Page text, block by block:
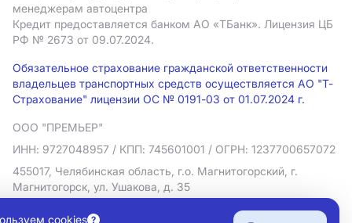
менеджерам автоцентра
Кредит предоставляется банком АO «ТБанк». Лицензия ЦБ
РФ № 2673 от 09.07.2024.
Обязательное страхование гражданской ответственности
владельцев транспортных средств осуществляется АО "Т-
Страхование" лицензии ОС № 0191-03 от 01.07.2024 г.
ООО "ПРЕМЬЕР"
ИНН: 9727048957 / КПП: 745601001 / ОГРН: 1237700657072
455017, Челябинская область, г.о. Магнитогорский, г.
Магнитогорск, ул. Ушакова, д. 35
Политика в отношении обработки персональных данных
cookies